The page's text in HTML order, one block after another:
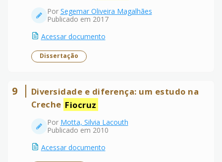
Por Segemar Oliveira Magalhães
Publicado em 2017
Acessar documento
Dissertação
9
Diversidade e diferença: um estudo na
Creche Fiocruz
Por Motta, Silvia Lacouth
Publicado em 2010
Acessar documento